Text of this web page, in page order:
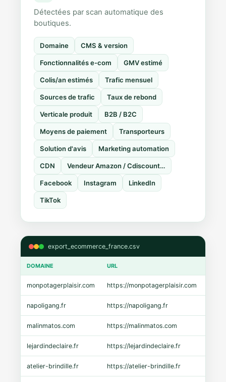
Détectées par scan automatique des
boutiques.
Domaine CMS & version
Fonctionnalités e-com GMV estimé
Colis/an estimés Trafic mensuel
Sources de trafic Taux de rebond
Verticale produit B2B / B2C
Moyens de paiement Transporteurs
Solution d'avis Marketing automation
CDN Vendeur Amazon / Cdiscount…
Facebook Instagram LinkedIn
TikTok
export_ecommerce_france.csv
DOMAINE URL
monpotagerplaisir.com https://monpotagerplaisir.com
napoligang.fr https://napoligang.fr
malinmatos.com https://malinmatos.com
lejardindeclaire.fr https://lejardindeclaire.fr
atelier-brindille.fr https://atelier-brindille.fr